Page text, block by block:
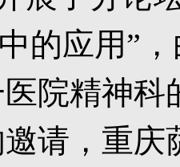
的应用”
院精神
请，重庆